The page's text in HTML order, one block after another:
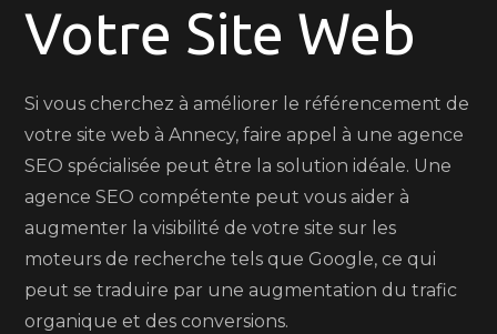
Votre Site Web
Si vous cherchez à améliorer le référencement de
votre site web à Annecy, faire appel à une agence
SEO spécialisée peut être la solution idéale. Une
agence SEO compétente peut vous aider à
augmenter la visibilité de votre site sur les
moteurs de recherche tels que Google, ce qui
peut se traduire par une augmentation du trafic
organique et des conversions.